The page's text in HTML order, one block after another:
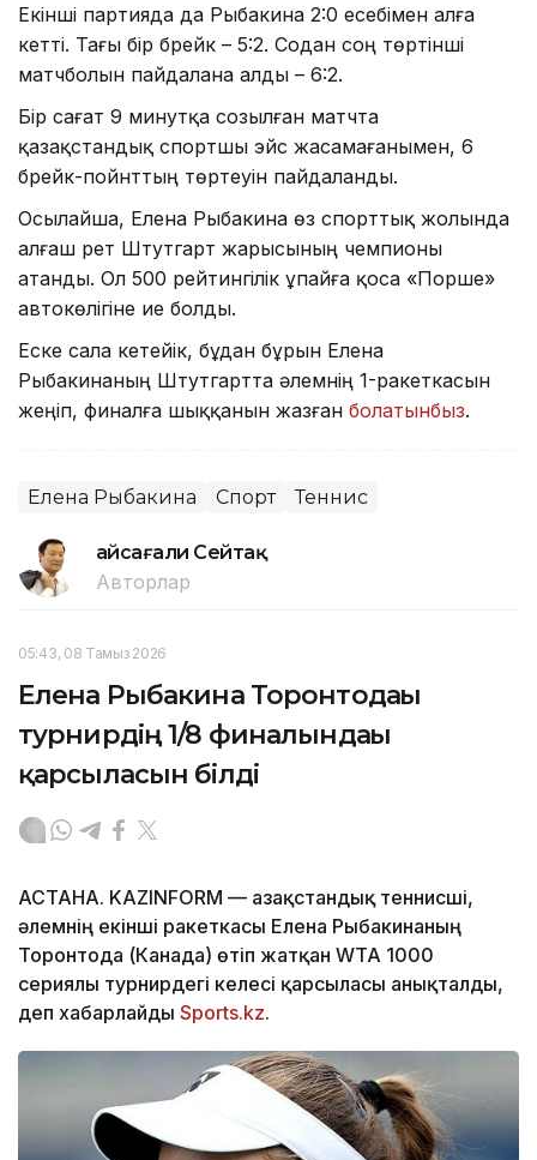
Екінші партияда да Рыбакина 2:0 есебімен алға
кетті. Тағы бір брейк – 5:2. Содан соң төртінші
матчболын пайдалана алды – 6:2.
Бір сағат 9 минутқа созылған матчта
қазақстандық спортшы эйс жасамағанымен, 6
брейк-пойнттың төртеуін пайдаланды.
Осылайша, Елена Рыбакина өз спорттық жолында
алғаш рет Штутгарт жарысының чемпионы
атанды. Ол 500 рейтингілік ұпайға қоса «Порше»
автокөлігіне ие болды.
Еске сала кетейік, бұдан бұрын Елена
Рыбакинаның Штутгартта әлемнің 1-ракеткасын
жеңіп, финалға шыққанын жазған болатынбыз.
Елена Рыбакина Спорт Теннис
Ғайсағали Сейтақ
Авторлар
05:43, 08 Тамыз 2026
Елена Рыбакина Торонтодағы
турнирдің 1/8 финалындағы
қарсыласын білді
АСТАНА. KAZINFORM — Қазақстандық теннисші,
әлемнің екінші ракеткасы Елена Рыбакинаның
Торонтода (Канада) өтіп жатқан WTA 1000
сериялы турнирдегі келесі қарсыласы анықталды,
деп хабарлайды Sports.kz.